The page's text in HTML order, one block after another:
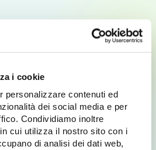
i cookie
personalizzare contenuti ed
dei social media e per
Condividiamo inoltre
cui utilizza il nostro sito con i
di analisi dei dati web,
B2B per i tuoi
per offrire ai clienti la massima
degli ordini. Un portale
consente di consultare il
allo storico ordini e inviare